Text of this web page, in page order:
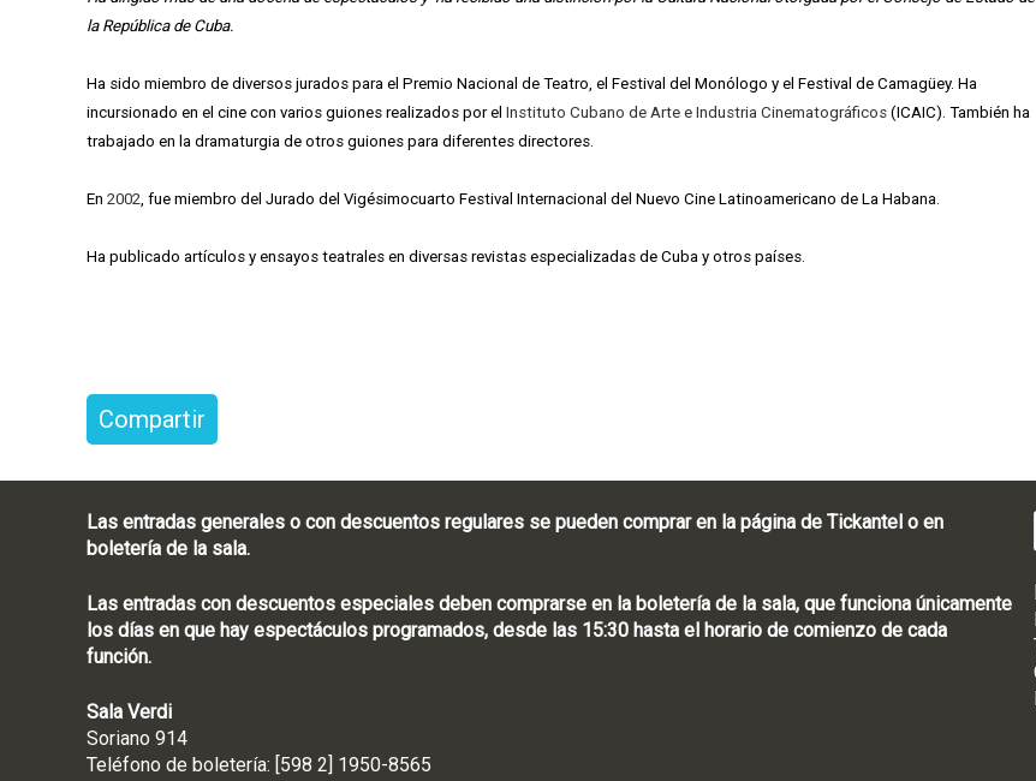
la República de Cuba.
Ha sido miembro de diversos jurados para el Premio Nacional de Teatro, el Festival del Monólogo y el Festival de Camagüey. Ha
incursionado en el cine con varios guiones realizados por el Instituto Cubano de Arte e Industria Cinematográficos (ICAIC). También ha
trabajado en la dramaturgia de otros guiones para diferentes directores.
En 2002 , fue miembro del Jurado del Vigésimocuarto Festival Internacional del Nuevo Cine Latinoamericano de La Habana.
Ha publicado artículos y ensayos teatrales en diversas revistas especializadas de Cuba y otros países.
Compartir
Las entradas generales o con descuentos regulares se pueden comprar en la página de Tickantel o en
boletería de la sala.
Las entradas con descuentos especiales deben comprarse en la boletería de la sala, que funciona únicamente
los días en que hay espectáculos programados, desde las 15:30 hasta el horario de comienzo de cada
función.
Sala Verdi
Soriano 914
Teléfono de boletería: [598 2] 1950-8565